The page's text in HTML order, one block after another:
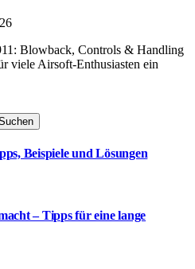
Blowback, Controls & Handling
viele Airsoft-Enthusiasten ein
Beispiele und Lösungen
– Tipps für eine lange